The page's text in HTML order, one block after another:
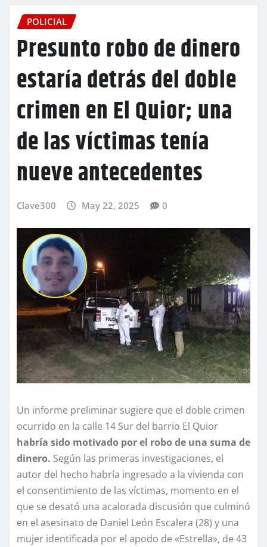
POLICIAL
Presunto robo de dinero
estaría detrás del doble
crimen en El Quior; una
de las víctimas tenía
nueve antecedentes
Clave300 May 22, 2025 0
Un informe preliminar sugiere que el doble crimen
ocurrido en la calle 14 Sur del barrio El Quior
habría sido motivado por el robo de una suma de
dinero. Según las primeras investigaciones, el
autor del hecho habría ingresado a la vivienda con
el consentimiento de las víctimas, momento en el
que se desató una acalorada discusión que culminó
en el asesinato de Daniel León Escalera (28) y una
mujer identificada por el apodo de «Estrella», de 43